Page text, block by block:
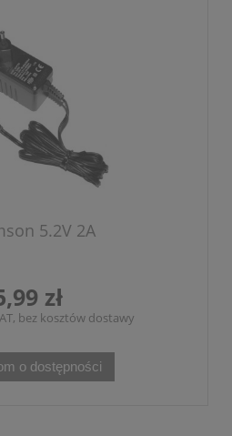
5.2V 2A
zł
bez kosztów dostawy
o dostępności